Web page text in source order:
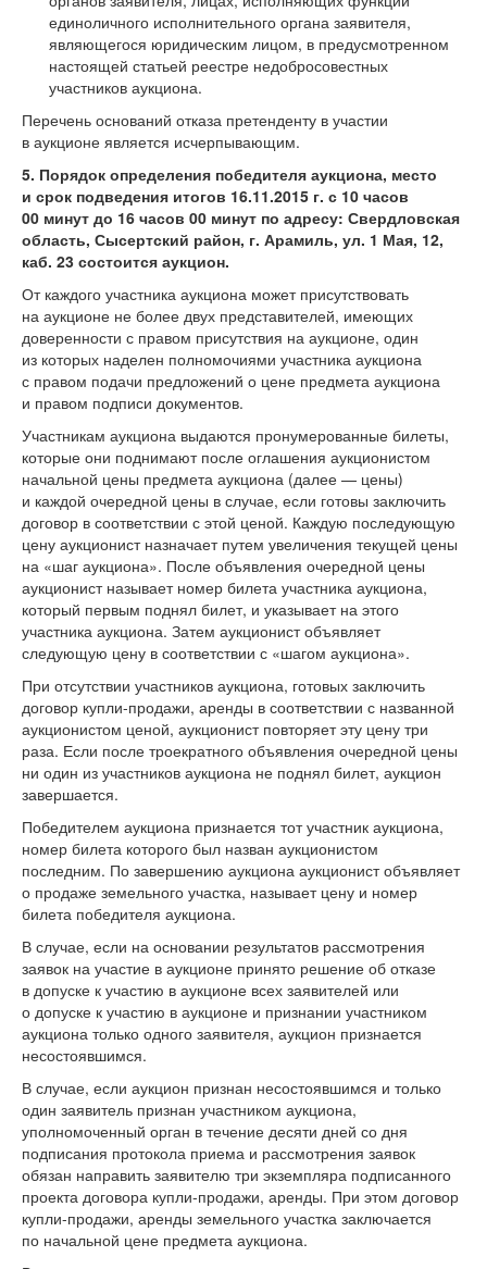
единоличного исполнительного органа заявителя,
являющегося юридическим лицом, в предусмотренном
настоящей статьей реестре недобросовестных
участников аукциона.
Перечень оснований отказа претенденту в участии
в аукционе является исчерпывающим.
5. Порядок определения победителя аукциона, место
и срок подведения итогов 16.11.2015 г. с 10 часов
00 минут до 16 часов 00 минут по адресу: Свердловская
область, Сысертский район, г. Арамиль, ул. 1 Мая, 12,
каб. 23 состоится аукцион.
От каждого участника аукциона может присутствовать
на аукционе не более двух представителей, имеющих
доверенности с правом присутствия на аукционе, один
из которых наделен полномочиями участника аукциона
с правом подачи предложений о цене предмета аукциона
и правом подписи документов.
Участникам аукциона выдаются пронумерованные билеты,
которые они поднимают после оглашения аукционистом
начальной цены предмета аукциона (далее — цены)
и каждой очередной цены в случае, если готовы заключить
договор в соответствии с этой ценой. Каждую последующую
цену аукционист назначает путем увеличения текущей цены
на «шаг аукциона». После объявления очередной цены
аукционист называет номер билета участника аукциона,
который первым поднял билет, и указывает на этого
участника аукциона. Затем аукционист объявляет
следующую цену в соответствии с «шагом аукциона».
При отсутствии участников аукциона, готовых заключить
договор купли-продажи, аренды в соответствии с названной
аукционистом ценой, аукционист повторяет эту цену три
раза. Если после троекратного объявления очередной цены
ни один из участников аукциона не поднял билет, аукцион
завершается.
Победителем аукциона признается тот участник аукциона,
номер билета которого был назван аукционистом
последним. По завершению аукциона аукционист объявляет
о продаже земельного участка, называет цену и номер
билета победителя аукциона.
В случае, если на основании результатов рассмотрения
заявок на участие в аукционе принято решение об отказе
в допуске к участию в аукционе всех заявителей или
о допуске к участию в аукционе и признании участником
аукциона только одного заявителя, аукцион признается
несостоявшимся.
В случае, если аукцион признан несостоявшимся и только
один заявитель признан участником аукциона,
уполномоченный орган в течение десяти дней со дня
подписания протокола приема и рассмотрения заявок
обязан направить заявителю три экземпляра подписанного
проекта договора купли-продажи, аренды. При этом договор
купли-продажи, аренды земельного участка заключается
по начальной цене предмета аукциона.